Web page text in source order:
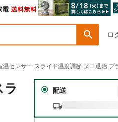
ロ
センサー スライド温度調節 ダニ退治 ブ
ラ
配送